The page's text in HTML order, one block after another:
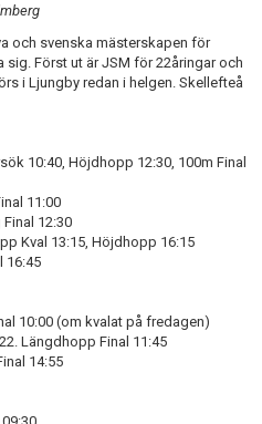
och svenska mästerskapen för
Först ut är JSM för 22åringar och
i Ljungby redan i helgen. Skellefteå
10:40, Höjdhopp 12:30, 100m Final
11:00
12:30
Kval 13:15, Höjdhopp 16:15
16:45
10:00 (om kvalat på fredagen)
Längdhopp Final 11:45
14:55